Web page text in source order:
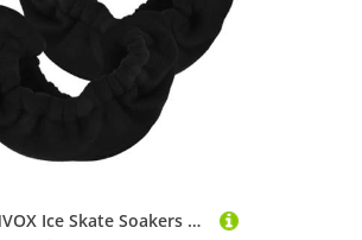
Fußballschuhe von WHAMVOX
Laufschuhe von WHAMVOX
Fitnessschuhe von WHAMVOX
Stollenschuhe von WHAMVOX
WHAMVOX Ice Skate Soakers Schlittschuh Schutz EIS Kufen Schoner für Eishockey Kunstlauf und Geschwindigkeitsschlittschuhe Strapazierfähige Kufenabdeckungen mit Weichem Futter für